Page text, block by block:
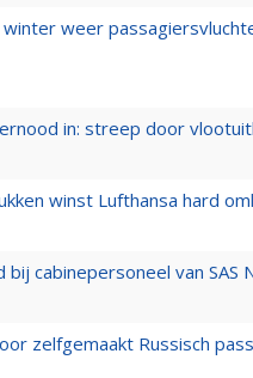
weer
in: streep door
winst Lufthansa hard
cabinepersoneel van SAS
zelfgemaakt Russisch